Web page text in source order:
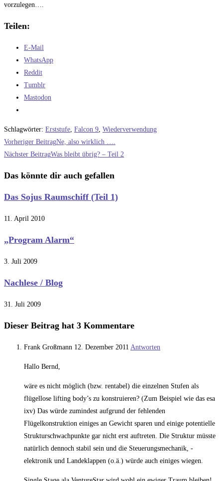
vorzulegen….
Teilen:
E-Mail
WhatsApp
Reddit
Tumblr
Mastodon
Schlagwörter: Erststufe Falcon 9 Wiederverwendung
Weitere
Artikel
ansehen
Vorheriger BeitragNe, also wirklich ….
Nächster BeitragWas bleibt übrig? – Teil 2
Das könnte dir auch gefallen
Das Sojus Raumschiff (Teil 1)
11. April 2010
„Program Alarm“
3. Juli 2009
Nachlese / Blog
31. Juli 2009
Dieser Beitrag hat 3 Kommentare
Frank Großmann 12. Dezember 2011 Antworten
Hallo Bernd,
wäre es nicht möglich (bzw. rentabel) die einzelnen Stufen als
flügellose lifting body’s zu konstruieren? (Zum Beispiel wie das esa
ixv) Das würde zumindest aufgrund der fehlenden
Flügelkonstruktion einiges an Gewicht sparen und einige potentielle
Strukturschwachpunkte gar nicht erst auftreten. Die Struktur müsste
natürlich dennoch stabil sein und die Steuerungsmechanik, -
elektronik und Landeklappen (o.ä.) würde auch einiges wiegen.